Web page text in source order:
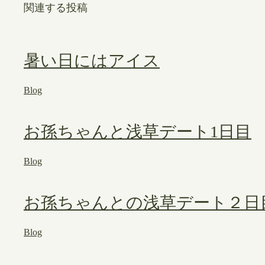
関連する投稿
暑い日にはアイス
Blog
お孫ちゃんと浅草デート1日目
Blog
お孫ちゃんとの浅草デート２日
Blog